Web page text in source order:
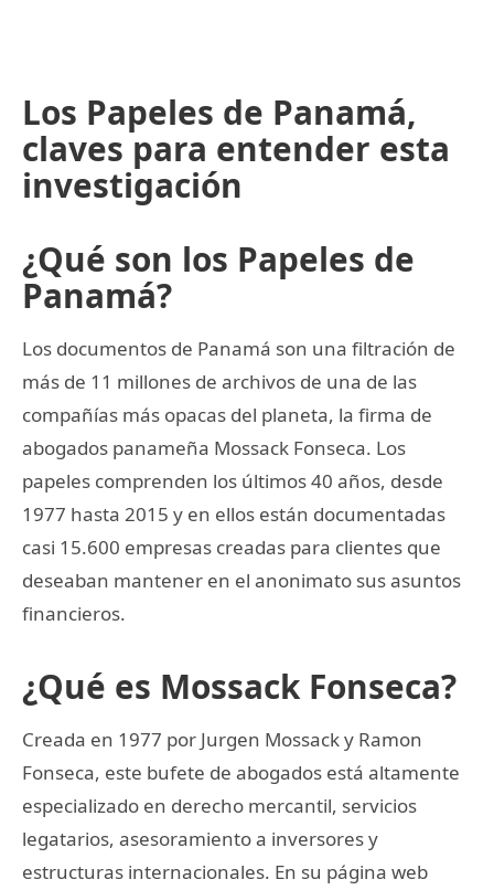
Los Papeles de Panamá,
claves para entender esta
investigación
¿Qué son los Papeles de
Panamá?
Los documentos de Panamá son una filtración de
más de 11 millones de archivos de una de las
compañías más opacas del planeta, la firma de
abogados panameña Mossack Fonseca. Los
papeles comprenden los últimos 40 años, desde
1977 hasta 2015 y en ellos están documentadas
casi 15.600 empresas creadas para clientes que
deseaban mantener en el anonimato sus asuntos
financieros.
¿Qué es Mossack Fonseca?
Creada en 1977 por Jurgen Mossack y Ramon
Fonseca, este bufete de abogados está altamente
especializado en derecho mercantil, servicios
legatarios, asesoramiento a inversores y
estructuras internacionales. En su página web